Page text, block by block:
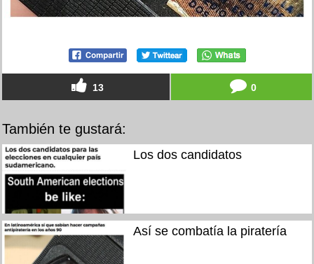
13 0
También te gustará:
Los dos candidatos
Así se combatía la piratería